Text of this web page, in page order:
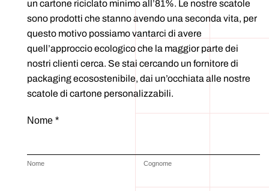
un cartone riciclato minimo all’81%. Le nostre scatole
sono prodotti che stanno avendo una seconda vita, per
questo motivo possiamo vantarci di avere
quell’approccio ecologico che la maggior parte dei
nostri clienti cerca. Se stai cercando un fornitore di
packaging ecosostenibile, dai un’occhiata alle nostre
scatole di cartone personalizzabili.
Nome *
Nome Cognome